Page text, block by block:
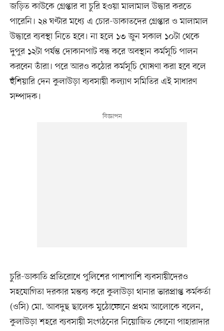
জড়িত কাউকে গ্রেপ্তার বা চুরি হওয়া মালামাল উদ্ধার করতে
পারেনি। ২৪ ঘণ্টার মধ্যে এ চোর-ডাকাতদের গ্রেপ্তার ও মালামাল
উদ্ধারে ব্যবস্থা নিতে হবে। না হলে ১৩ জুন সকাল ১০টা থেকে
দুপুর ১২টা পর্যন্ত দোকানপাট বন্ধ করে অবস্থান কর্মসূচি পালন
করবেন তাঁরা। পরে আরও কঠোর কর্মসূচি ঘোষণা করা হবে বলে
হুঁশিয়ারি দেন কুলাউড়া ব্যবসায়ী কল্যাণ সমিতির এই সাধারণ
সম্পাদক।
চুরি-ডাকাতি প্রতিরোধে পুলিশের পাশাপাশি ব্যবসায়ীদেরও
সহযোগিতা দরকার মন্তব্য করে কুলাউড়া থানার ভারপ্রাপ্ত কর্মকর্তা
(ওসি) মো. আবদুছ ছালেক মুঠোফোনে প্রথম আলোকে বলেন,
কুলাউড়া শহরে ব্যবসায়ী সংগঠনের নিয়োজিত কোনো পাহারাদার